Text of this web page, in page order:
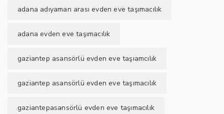
adana adıyaman arası evden eve taşımacılık
adana evden eve taşımacılık
gaziantep asansörlü evden eve taşıamcılık
gaziantep asansörlü evden eve taşımacılık
gaziantepasansörlü evden eve taşımacılık